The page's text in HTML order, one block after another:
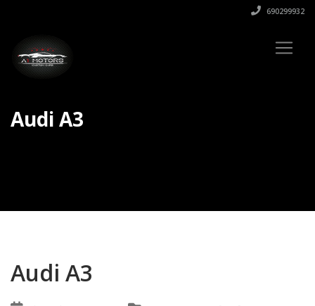
690299932
Audi A3
Audi A3